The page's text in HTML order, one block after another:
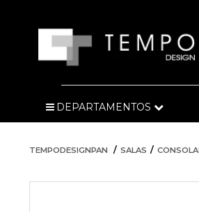
DEPARTAMENTOS
TEMPODESIGNPAN SALAS